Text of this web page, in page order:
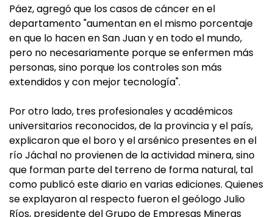
Páez, agregó que los casos de cáncer en el
departamento "aumentan en el mismo porcentaje
en que lo hacen en San Juan y en todo el mundo,
pero no necesariamente porque se enfermen más
personas, sino porque los controles son más
extendidos y con mejor tecnología".
Por otro lado, tres profesionales y académicos
universitarios reconocidos, de la provincia y el país,
explicaron que el boro y el arsénico presentes en el
río Jáchal no provienen de la actividad minera, sino
que forman parte del terreno de forma natural, tal
como publicó este diario en varias ediciones. Quienes
se explayaron al respecto fueron el geólogo Julio
Ríos, presidente del Grupo de Empresas Mineras